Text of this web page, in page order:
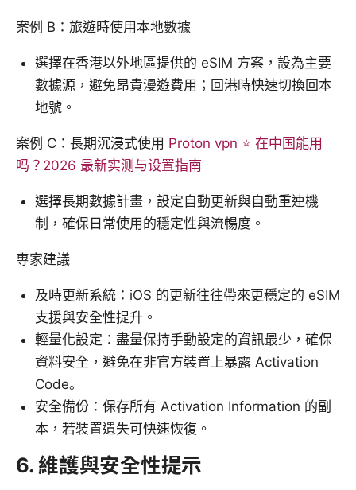
案例 B：旅遊時使用本地數據
選擇在香港以外地區提供的 eSIM 方案，設為主要
數據源，避免昂貴漫遊費用；回港時快速切換回本
地號。
案例 C：長期沉浸式使用 Proton vpn ⭐ 在中国能用
吗？2026 最新实测与设置指南
選擇長期數據計畫，設定自動更新與自動重連機
制，確保日常使用的穩定性與流暢度。
專家建議
及時更新系統：iOS 的更新往往帶來更穩定的 eSIM
支援與安全性提升。
輕量化設定：盡量保持手動設定的資訊最少，確保
資料安全，避免在非官方裝置上暴露 Activation
Code。
安全備份：保存所有 Activation Information 的副
本，若裝置遺失可快速恢復。
6. 維護與安全性提示